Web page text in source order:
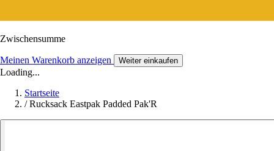
Zwischensumme
Meinen Warenkorb anzeigen Weiter einkaufen
Loading...
Startseite
/ Rucksack Eastpak Padded Pak'R